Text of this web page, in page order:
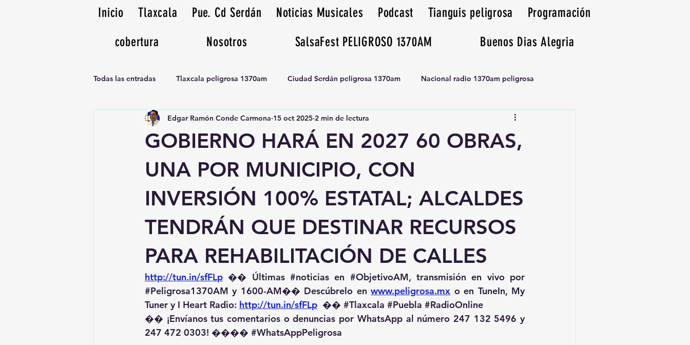
Inicio Tlaxcala Pue. Cd Serdán Noticias Musicales Podcast Tianguis peligrosa
Programación
cobertura
Nosotros SalsaFest PELIGROSO 1370AM Buenos Dias Alegria
Todas las entradas Tlaxcala peligrosa 1370am Ciudad Serdán peligrosa 1370am Nacional radio 1370am peligrosa
Noticias Musicales radio 1370am Tianguis peligrosa 1370am huamantla
GOBIERNO HARÁ EN 2027 60 OBRAS,
UNA POR MUNICIPIO, CON
INVERSIÓN 100% ESTATAL; ALCALDES
TENDRÁN QUE DESTINAR RECURSOS
PARA REHABILITACIÓN DE CALLES
Edgar Ramón Conde Carmona 15 oct 2025 2 min de lectura
http://tun.in/sfFLp �� Últimas #noticias en #ObjetivoAM
#Peligrosa1370AM y 1600-AM��️ Descúbrelo en www.peligrosa.mx o en TuneIn, My
Tuner y I Heart Radio: http://tun.in/sfFLp �� #Tlaxcala #Puebla #RadioOnline
�� ¡Envíanos tus comentarios o denuncias por WhatsApp al número 247 132 5496 y
247 472 0303! ��️�� #WhatsAppPeligrosa